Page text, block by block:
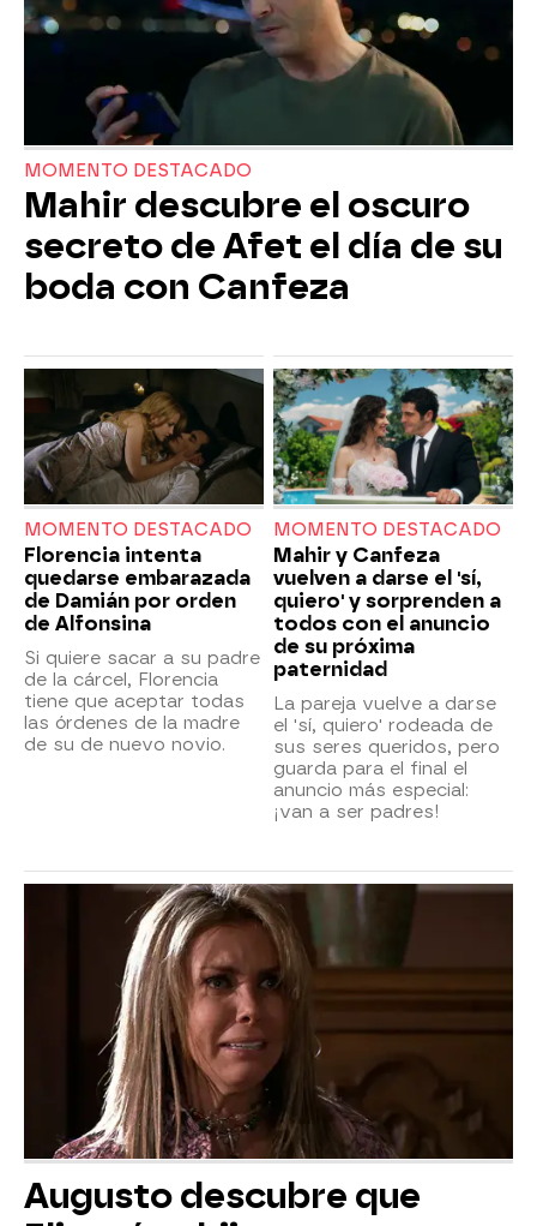
MOMENTO DESTACADO
Mahir descubre el oscuro
secreto de Afet el día de su
boda con Canfeza
MOMENTO DESTACADO
Florencia intenta
quedarse embarazada
de Damián por orden
de Alfonsina
Si quiere sacar a su padre
de la cárcel, Florencia
tiene que aceptar todas
las órdenes de la madre
de su de nuevo novio.
MOMENTO DESTACADO
Mahir y Canfeza
vuelven a darse el 'sí,
quiero' y sorprenden a
todos con el anuncio
de su próxima
paternidad
La pareja vuelve a darse
el 'sí, quiero' rodeada de
sus seres queridos, pero
guarda para el final el
anuncio más especial:
¡van a ser padres!
Augusto descubre que